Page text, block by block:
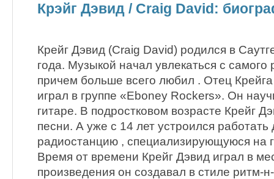
Крэйг Дэвид / Craig David:
Крейг Дэвид (Craig David) родился в
года. Музыкой начал увлекаться с самого
причем больше всего любил . Отец
играл в группе «Eboney Rockers». Он
гитаре. В подростковом возрасте Крейг
песни. А уже с 14 лет устроился
радиостанцию , специализирующуюся на
Время от времени Крейг Дэвид играл в
произведения он создавал в стиле ритм-